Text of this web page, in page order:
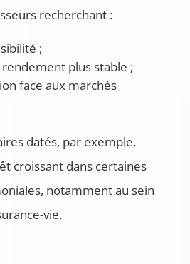
recherchant :
;
plus stable ;
face aux marchés
datés, par exemple,
croissant dans certaines
notamment au sein
vie.